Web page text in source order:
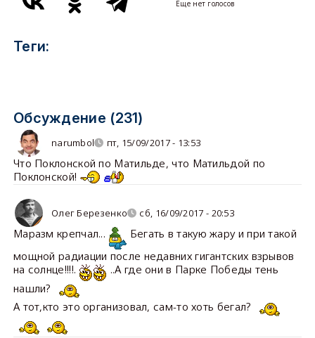
Еще нет голосов
Теги:
Обсуждение (231)
narumbol пт, 15/09/2017 - 13:53
Что Поклонской по Матильде, что Матильдой по
Поклонской!
Олег Березенко сб, 16/09/2017 - 20:53
Маразм крепчал...
Бегать в такую жару и при такой
мощной радиации после недавних гигантских взрывов
на солнце!!!!.
..А где они в Парке Победы тень
нашли?
А тот,кто это организовал, сам-то хоть бегал?